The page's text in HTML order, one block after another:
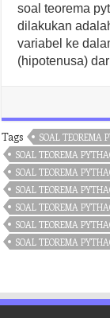
soal teorema
dilakukan
variabel ke
(hipotenusa)
Tags
SOAL TEOREMA
SOAL TEOREMA
SOAL TEOREMA
SOAL TEOREMA
SOAL TEOREMA
SOAL TEOREMA
SOAL TEOREMA